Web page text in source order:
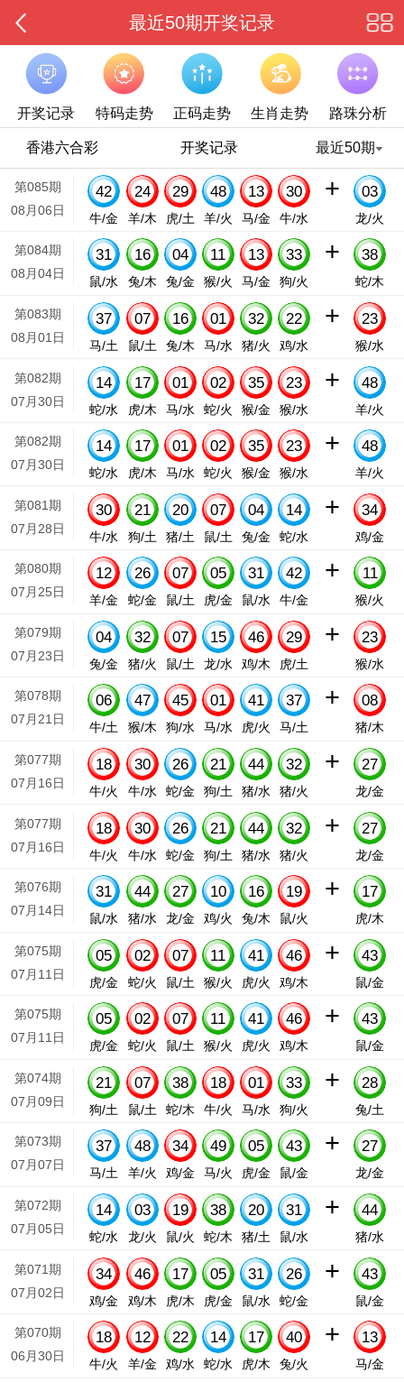
最近50期开奖记录
开奖记录 特码走势 正码走势 生肖走势 路珠分析
香港六合彩 开奖记录 最近50期
第085期
08月06日
42
牛/金
24
羊/木
29
虎/土
48
羊/火
13
马/金
30
牛/水
+ 03
龙/火
第084期
08月04日
31
鼠/水
16
兔/木
04
兔/金
11
猴/火
13
马/金
33
狗/火
+ 38
蛇/木
第083期
08月01日
37
马/土
07
鼠/土
16
兔/木
01
马/水
32
猪/火
22
鸡/水
+ 23
猴/水
第082期
07月30日
14
蛇/水
17
虎/木
01
马/水
02
蛇/火
35
猴/金
23
猴/水
+ 48
羊/火
第082期
07月30日
14
蛇/水
17
虎/木
01
马/水
02
蛇/火
35
猴/金
23
猴/水
+ 48
羊/火
第081期
07月28日
30
牛/水
21
狗/土
20
猪/土
07
鼠/土
04
兔/金
14
蛇/水
+ 34
鸡/金
第080期
07月25日
12
羊/金
26
蛇/金
07
鼠/土
05
虎/金
31
鼠/水
42
牛/金
+ 11
猴/火
第079期
07月23日
04
兔/金
32
猪/火
07
鼠/土
15
龙/水
46
鸡/木
29
虎/土
+ 23
猴/水
第078期
07月21日
06
牛/土
47
猴/木
45
狗/水
01
马/水
41
虎/火
37
马/土
+ 08
猪/木
第077期
07月16日
18
牛/火
30
牛/水
26
蛇/金
21
狗/土
44
猪/水
32
猪/火
+ 27
龙/金
第077期
07月16日
18
牛/火
30
牛/水
26
蛇/金
21
狗/土
44
猪/水
32
猪/火
+ 27
龙/金
第076期
07月14日
31
鼠/水
44
猪/水
27
龙/金
10
鸡/火
16
兔/木
19
鼠/火
+ 17
虎/木
第075期
07月11日
05
虎/金
02
蛇/火
07
鼠/土
11
猴/火
41
虎/火
46
鸡/木
+ 43
鼠/金
第075期
07月11日
05
虎/金
02
蛇/火
07
鼠/土
11
猴/火
41
虎/火
46
鸡/木
+ 43
鼠/金
第074期
07月09日
21
狗/土
07
鼠/土
38
蛇/木
18
牛/火
01
马/水
33
狗/火
+ 28
兔/土
第073期
07月07日
37
马/土
48
羊/火
34
鸡/金
49
马/火
05
虎/金
43
鼠/金
+ 27
龙/金
第072期
07月05日
14
蛇/水
03
龙/火
19
鼠/火
38
蛇/木
20
猪/土
31
鼠/水
+ 44
猪/水
第071期
07月02日
34
鸡/金
46
鸡/木
17
虎/木
05
虎/金
31
鼠/水
26
蛇/金
+ 43
鼠/金
第070期
06月30日
18
牛/火
12
羊/金
22
鸡/水
14
蛇/水
17
虎/木
40
兔/火
+ 13
马/金